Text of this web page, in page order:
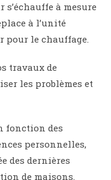
à mesure
à l’unité
pour le chauffage.
travaux de
les problèmes et
fonction des
personnelles,
des dernières
de maisons.